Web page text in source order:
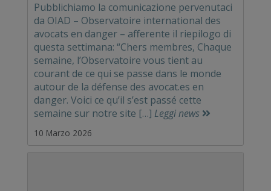
Pubblichiamo la comunicazione pervenutaci
da OIAD – Observatoire international des
avocats en danger – afferente il riepilogo di
questa settimana: “Chers membres, Chaque
semaine, l’Observatoire vous tient au
courant de ce qui se passe dans le monde
autour de la défense des avocat.es en
danger. Voici ce qu’il s’est passé cette
semaine sur notre site […] Leggi news
10 Marzo 2026